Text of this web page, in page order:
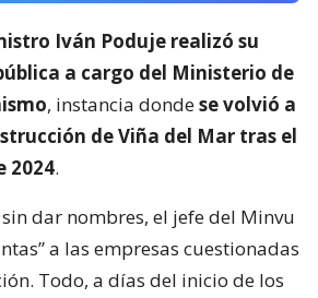
Iván Poduje realizó su
a cargo del Ministerio de
, instancia dondese volvió a
de Viña del Mar tras el
2024.
sin dar nombres, el jefe del Minvu
a las empresas cuestionadas
Todo, a días del inicio de los